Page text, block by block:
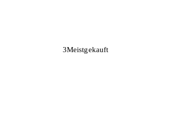
3Meistgekauft